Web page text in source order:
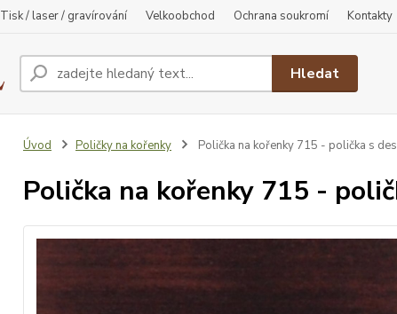
Tisk / laser / gravírování Velkoobchod Ochrana soukromí Kontakty
Hledat
Úvod Poličky na kořenky Polička na kořenky 715 - polička s
Polička na kořenky 715 -